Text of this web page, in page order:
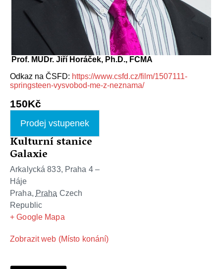
Prof. MUDr. Jiří Horáček, Ph.D., FCMA
Odkaz na ČSFD: https://www.csfd.cz/film/1507111-
springsteen-vysvobod-me-z-neznama/
150Kč
Prodej vstupenek
Kulturní stanice
Galaxie
Arkalycká 833, Praha 4 –
Háje
Praha, Praha Czech
Republic
+ Google Mapa
Zobrazit web (Místo konání)